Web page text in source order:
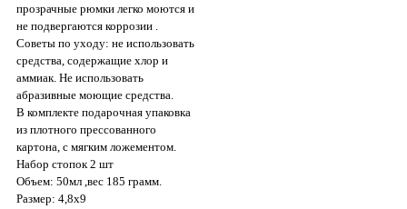
прозрачные рюмки легко моются и
не подвергаются коррозии .
Советы по уходу: не использовать
средства, содержащие хлор и
аммиак. Не использовать
абразивные моющие средства.
В комплекте подарочная упаковка
из плотного прессованного
картона, с мягким ложементом.
Набор стопок 2 шт
Объем: 50мл ,вес 185 грамм.
Размер: 4,8х9